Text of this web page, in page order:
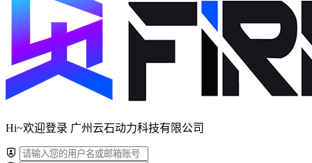
Hi~欢迎登录 广州云石动力科技有限公司